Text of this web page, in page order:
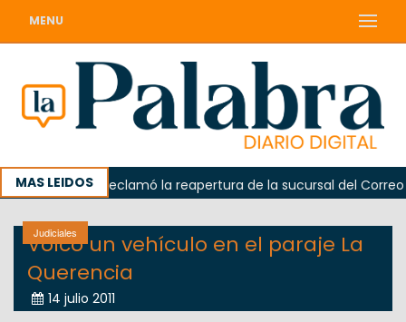
MENU
MAS LEIDOS
Odarda reclamó la reapertura de la sucursal del Correo
Judiciales
Volcó un vehículo en el paraje La
Querencia
14 julio 2011